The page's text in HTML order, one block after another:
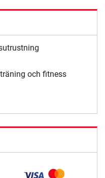
och fitness